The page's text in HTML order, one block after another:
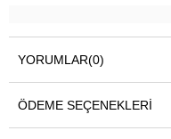
YORUMLAR(0)
ÖDEME SEÇENEKLERI